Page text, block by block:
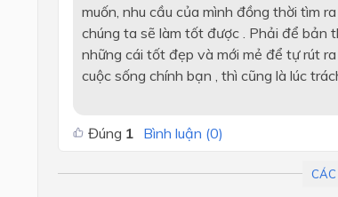
muốn, nhu cầu của mình đồng thời tìm
chúng ta sẽ làm tốt được . Phải để bản
những cái tốt đẹp và mới mẻ để tự rút
cuộc sống chính bạn , thì cũng là lúc
Đúng 1 Bình luận (0)